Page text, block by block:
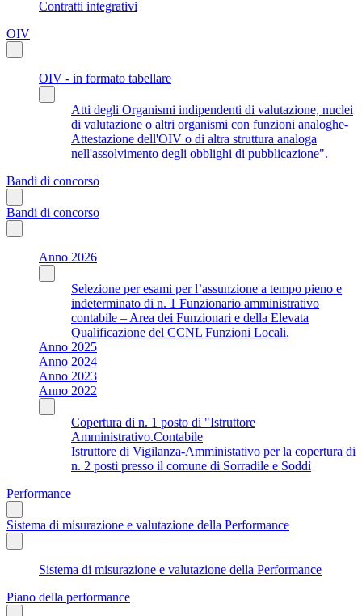
Contratti integrativi
OIV
OIV - in formato tabellare
Atti degli Organismi indipendenti di valutazione, nuclei
di valutazione o altri organismi con funzioni analoghe-
Attestazione dell'OIV o di altra struttura analoga
nell'assolvimento degli obblighi di pubblicazione".
Bandi di concorso
Bandi di concorso
Anno 2026
Selezione per esami per l’assunzione a tempo pieno e
indeterminato di n. 1 Funzionario amministrativo
contabile – Area dei Funzionari e della Elevata
Qualificazione del CCNL Funzioni Locali.
Anno 2025
Anno 2024
Anno 2023
Anno 2022
Copertura di n. 1 posto di "Istruttore
Amministrativo.Contabile
Istruttore di Vigilanza-Amministativo per la copertura di
n. 2 posti presso il comune di Sorradile e Soddì
Performance
Sistema di misurazione e valutazione della Performance
Sistema di misurazione e valutazione della Performance
Piano della performance